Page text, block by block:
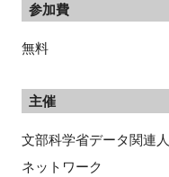
参加費
無料
主催
文部科学省データ関連
ネットワーク